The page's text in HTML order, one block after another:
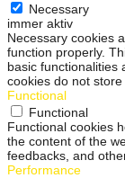
Necessary
immer aktiv
Necessary cookies
function properly.
basic functionalities
cookies do not
Functional
Functional
Functional cookies
the content of the
feedbacks, and
Performance